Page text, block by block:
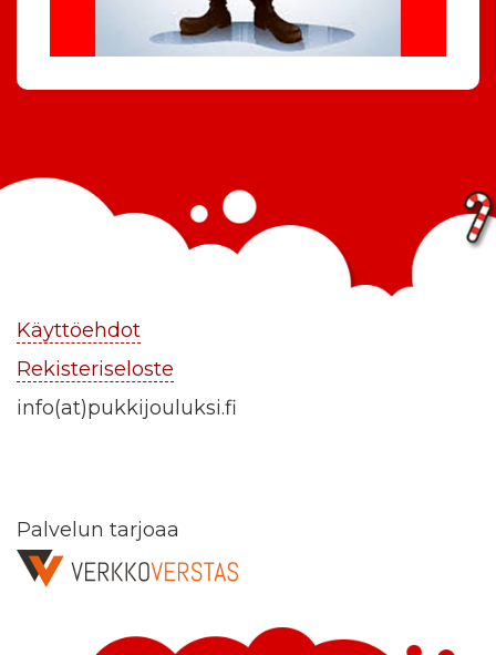
Käyttöehdot
Rekisteriseloste
info(at)pukkijouluksi.fi
Palvelun tarjoaa